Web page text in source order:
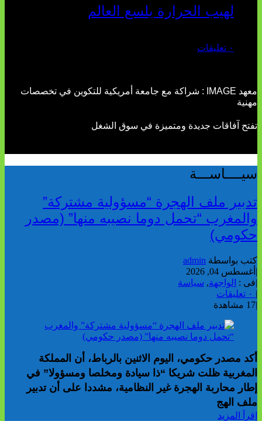
لهيب الحرارة يلسع العالم
٠ تعليقات
معهد IMAGE : شراكة مع جامعة أمريكية للتكوين في تخصصات
مهنية
تفتح آفاقات جديدة ومتميزة في سوق الشغل
سيــــاســـة
تدبير ملف الهجرة “مسؤولية مشتركة”
والمغرب “تحمل دوما نصيبه منها” (مصدر
حكومي)
كتب بواسطة admin
| أغسطس 04, 2026
|فى : الواجهة, سياسة
|
|17 مشاهدة
أكد مصدر حكومي، اليوم الاثنين بالرباط، أن المملكة
المغربية ظلت شريكا “ذا سيادة ومخلصا ومسؤولا” في
إطار محاربة الهجرة غير النظامية، مشددا على أن تدبير
ملف الهج
إقرأ المزيد